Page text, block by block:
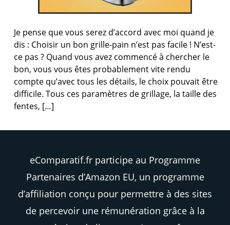
Je pense que vous serez d’accord avec moi quand je
dis : Choisir un bon grille-pain n’est pas facile ! N’est-
ce pas ? Quand vous avez commencé à chercher le
bon, vous vous êtes probablement vite rendu
compte qu’avec tous les détails, le choix pouvait être
difficile. Tous ces paramètres de grillage, la taille des
fentes, […]
eComparatif.fr participe au Programme
Partenaires d’Amazon EU, un programme
d’affiliation conçu pour permettre à des sites
de percevoir une rémunération grâce à la